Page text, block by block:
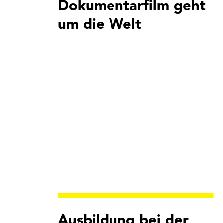
Dokumentarfilm geht
um die Welt
Ausbildung bei der